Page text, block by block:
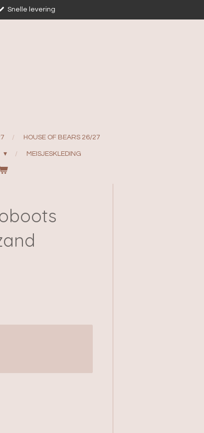
Snelle levering
HOUSE OF BEARS 26/27
MEISJESKLEDING